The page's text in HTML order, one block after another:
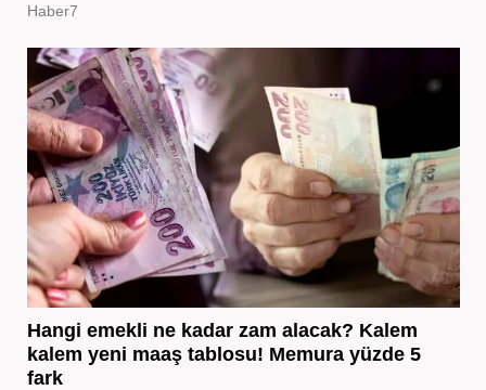
Haber7
Hangi emekli ne kadar zam alacak? Kalem
kalem yeni maaş tablosu! Memura yüzde 5
fark